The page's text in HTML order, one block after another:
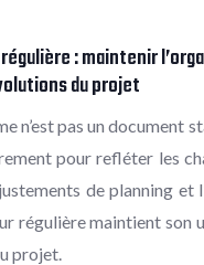
: maintenir
du projet
n’est pas un document
pour refléter les
de planning et
régulière maintient son
projet.